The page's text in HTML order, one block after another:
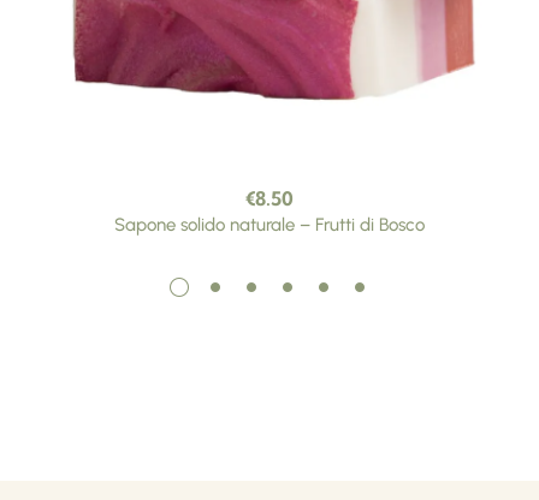
€8.50
Sapone solido naturale – Frutti di Bosco